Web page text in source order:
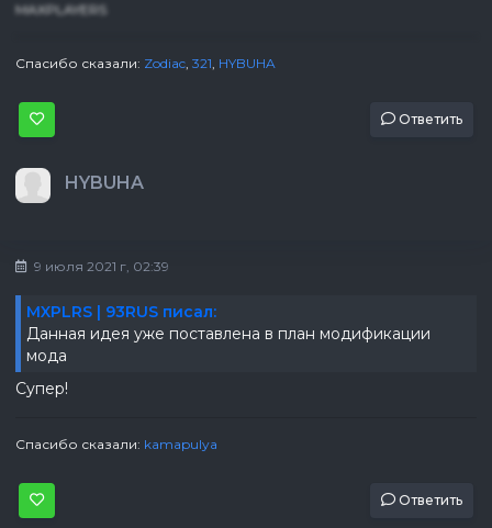
MAXPLAYERS
Спасибо сказали: Zodiac, 321, HYBUHA
Ответить
HYBUHA
9 июля 2021 г, 02:39
MXPLRS | 93RUS писал:
Данная идея уже поставлена в план модификации
мода
Супер!
Спасибо сказали: kamapulya
Ответить